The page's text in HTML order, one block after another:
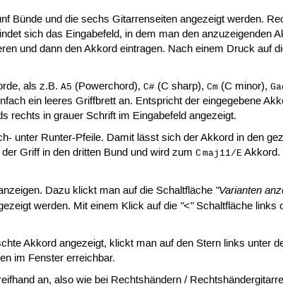
Bünde und die sechs Gitarrenseiten angezeigt werden.
sich das Eingabefeld, in dem man den anzuzeigenden
und dann den Akkord eintragen. Nach einem Druck auf
als z.B.A5 (Powerchord),C# (C sharp),Cm (C minor),
ein leeres Griffbrett an. Entspricht der eingegebene
rechts in grauer Schrift im Eingabefeld angezeigt.
unter Runter-Pfeile. Damit lässt sich der Akkord in den
Griff in den dritten Bund und wird zumC maj11/E Akkord.
Dazu klickt man auf die Schaltfläche "Varianten
werden. Mit einem Klick auf die "<"Schaltfläche links
Akkord angezeigt, klickt man auf den Stern links unter
im Fenster erreichbar.
an, also wie bei Rechtshändern /